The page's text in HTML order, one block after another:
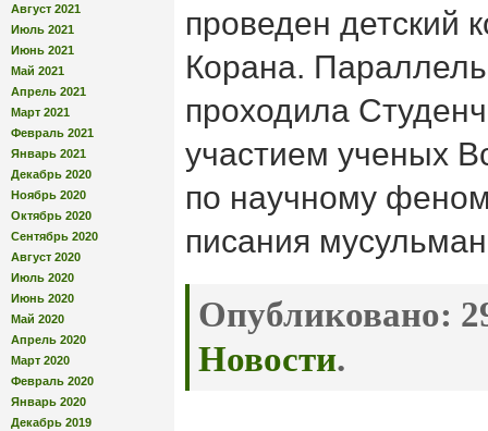
Август 2021
Июль 2021
Июнь 2021
Май 2021
Апрель 2021
Март 2021
Февраль 2021
Январь 2021
Декабрь 2020
Ноябрь 2020
Октябрь 2020
Сентябрь 2020
Август 2020
Июль 2020
Июнь 2020
Май 2020
Апрель 2020
Март 2020
Февраль 2020
Январь 2020
Декабрь 2019
проведен детский
Корана.
проходила
участием ученых
по научному
писания
Опубликовано:
Новости.